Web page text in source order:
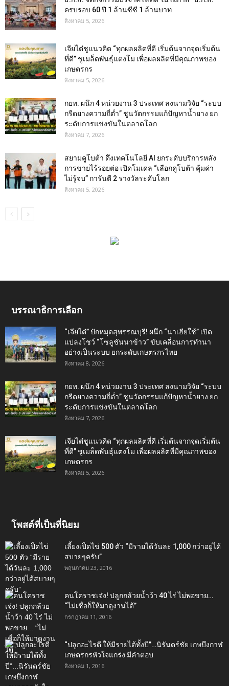
ครบรอบ 60 ปี 1 ล้านซีซี 1 ล้านบาท
สิงหาคม 5, 2026
เจียไต๋ชูแนวคิด “ทุกผลผลิตที่ดี เริ่มต้นจากจุดเริ่มต้น
ที่ดี” ชูเมล็ดพันธุ์แตงโม เพื่อผลผลิตที่มีคุณภาพของ
เกษตรกร
สิงหาคม 5, 2026
กยท. ผนึก 4 หน่วยงาน 3 ประเทศ ลงนามวิจัย “ระบบ
กรีดยางความถี่ต่ำ” ชูนวัตกรรมแก้ปัญหาน้ำยาง ยก
ระดับการแข่งขันในตลาดโลก
สิงหาคม 7, 2026
สยามคูโบต้า ดึงเทคโนโลยี AI ยกระดับบริการหลัง
การขายไร้รอยต่อ เปิดโมเดล “เลือกคูโบต้า คุ้มค่า
ไม่รู้จบ” การันตี 2 รางวัลระดับโลก
สิงหาคม 5, 2026
บรรณาธิการเลือก
“เจียไต๋” ปักหมุดสุพรรณบุรี! ผนึก “นาเฮียใช้” เปิด
แปลงโชว์ “โซลูชันนาข้าว” ขับเคลื่อนการทำนา
อย่างเป็นระบบ ยกระดับเกษตรกรไทย
สิงหาคม 8, 2026
กยท. ผนึก 4 หน่วยงาน 3 ประเทศ ลงนามวิจัย “ระบบ
กรีดยางความถี่ต่ำ” ชูนวัตกรรมแก้ปัญหาน้ำยาง ยก
ระดับการแข่งขันในตลาดโลก
สิงหาคม 7, 2026
เจียไต๋ชูแนวคิด “ทุกผลผลิตที่ดี เริ่มต้นจากจุดเริ่มต้น
ที่ดี” ชูเมล็ดพันธุ์แตงโม เพื่อผลผลิตที่มีคุณภาพของ
เกษตรกร
สิงหาคม 5, 2026
โพสต์ที่เป็นที่นิยม
เลี้ยงเป็ดไข่ 500 ตัว “มีรายได้วันละ 1,000 กว่าอยู่ได้
สบายๆครับ”
พฤษภาคม 23, 2016
คนโคราชเจ๋ง! ปลูกกล้วยน้ำว้า 40 ไร่ ไม่พอขาย…
“ไม่เชื่อก็ให้มาดูงานได้”‬
กรกฎาคม 11, 2016
“ปลูกอะไรดี ให้มีรายได้ทั้งปี”…นิรันดร์ชัย เกษบึงกาฬ
เกษตรกรหัวใจแกร่ง มีคำตอบ
สิงหาคม 1, 2016